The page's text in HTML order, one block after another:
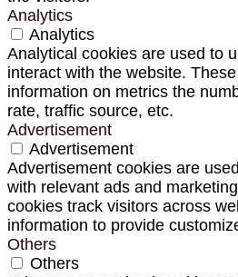
Analytics
Analytics
Analytical cookies are used to
interact with the website.
information on metrics the
rate, traffic source, etc.
Advertisement
Advertisement
Advertisement cookies are
with relevant ads and
cookies track visitors across
information to provide
Others
Others